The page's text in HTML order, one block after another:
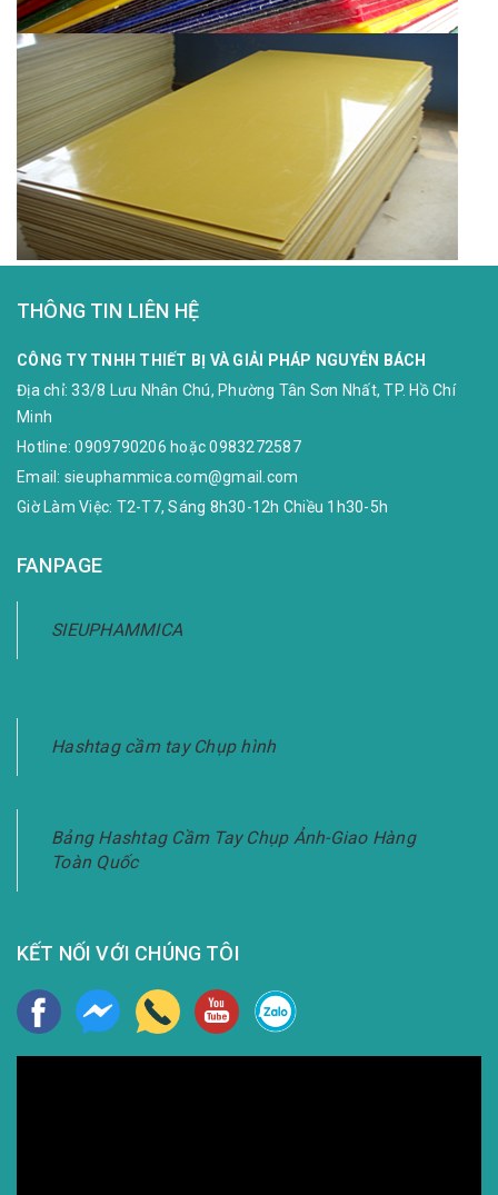
THÔNG TIN LIÊN HỆ
CÔNG TY TNHH THIẾT BỊ VÀ GIẢI PHÁP NGUYỄN BÁCH
Địa chỉ:33/8 Lưu Nhân Chú, Phường Tân Sơn Nhất, TP. Hồ Chí
Minh
Hotline:0909790206 hoặc0983272587
Email: sieuphammica.com@gmail.com
Giờ Làm Việc: T2-T7, Sáng 8h30-12h Chiều 1h30-5h
FANPAGE
SIEUPHAMMICA
Hashtag cầm tay Chụp hình
Bảng Hashtag Cầm Tay Chụp Ảnh-Giao Hàng
Toàn Quốc
KẾT NỐI VỚI CHÚNG TÔI